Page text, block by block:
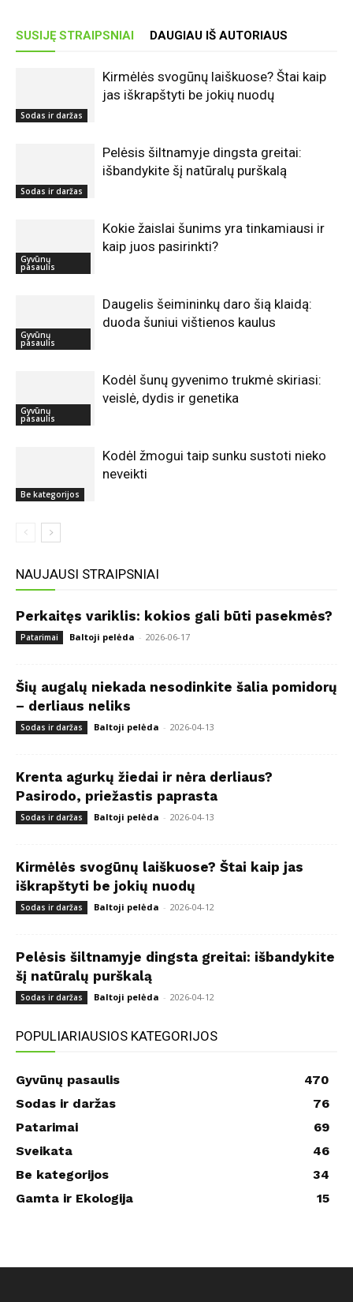
SUSIJĘ STRAIPSNIAI DAUGIAU IŠ AUTORIAUS
Sodas ir daržas
Kirmėlės svogūnų laiškuose? Štai kaip
jas iškrapštyti be jokių nuodų
Sodas ir daržas
Pelėsis šiltnamyje dingsta greitai:
išbandykite šį natūralų purškalą
Gyvūnų
pasaulis
Kokie žaislai šunims yra tinkamiausi ir
kaip juos pasirinkti?
Gyvūnų
pasaulis
Daugelis šeimininkų daro šią klaidą:
duoda šuniui vištienos kaulus
Gyvūnų
pasaulis
Kodėl šunų gyvenimo trukmė skiriasi:
veislė, dydis ir genetika
Be kategorijos
Kodėl žmogui taip sunku sustoti nieko
neveikti
NAUJAUSI STRAIPSNIAI
Perkaitęs variklis: kokios gali būti pasekmės?
Patarimai Baltoji pelėda - 2026-06-17
Šių augalų niekada nesodinkite šalia pomidorų
– derliaus neliks
Sodas ir daržas Baltoji pelėda - 2026-04-13
Krenta agurkų žiedai ir nėra derliaus?
Pasirodo, priežastis paprasta
Sodas ir daržas Baltoji pelėda - 2026-04-13
Kirmėlės svogūnų laiškuose? Štai kaip jas
iškrapštyti be jokių nuodų
Sodas ir daržas Baltoji pelėda - 2026-04-12
Pelėsis šiltnamyje dingsta greitai: išbandykite
šį natūralų purškalą
Sodas ir daržas Baltoji pelėda - 2026-04-12
POPULIARIAUSIOS KATEGORIJOS
Gyvūnų pasaulis
470
Sodas ir daržas
76
Patarimai
69
Sveikata
46
Be kategorijos
34
Gamta ir Ekologija
15